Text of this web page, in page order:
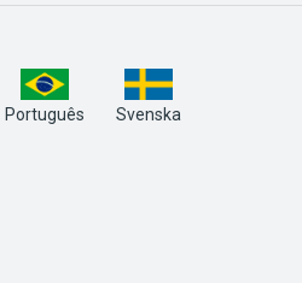
Português Svenska